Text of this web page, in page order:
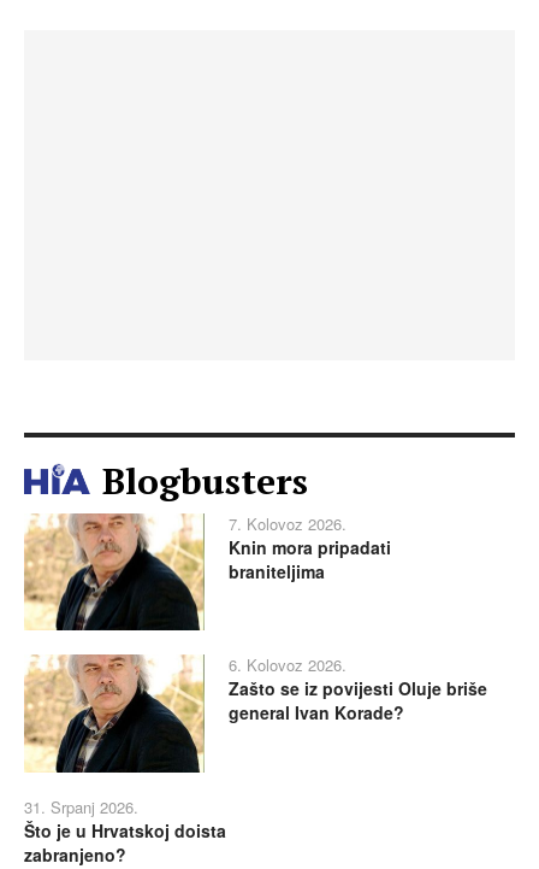
Blogbusters
7. Kolovoz 2026.
Knin mora pripadati
braniteljima
6. Kolovoz 2026.
Zašto se iz povijesti Oluje briše
general Ivan Korade?
31. Srpanj 2026.
Što je u Hrvatskoj doista
zabranjeno?